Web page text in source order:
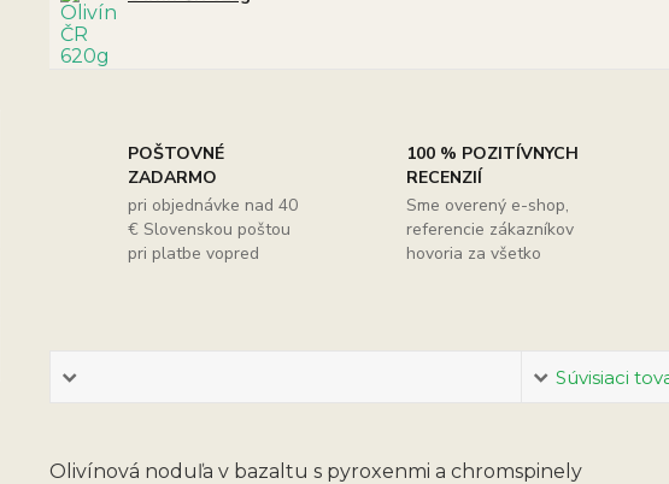
POŠTOVNÉ
ZADARMO
pri objednávke nad 40
€ Slovenskou poštou
pri platbe vopred
100 % POZITÍVNYCH
RECENZIÍ
Sme overený e-shop,
referencie zákazníkov
hovoria za všetko
Súvisiaci
Olivínová noduľa v bazaltu s pyroxenmi a chromspinely